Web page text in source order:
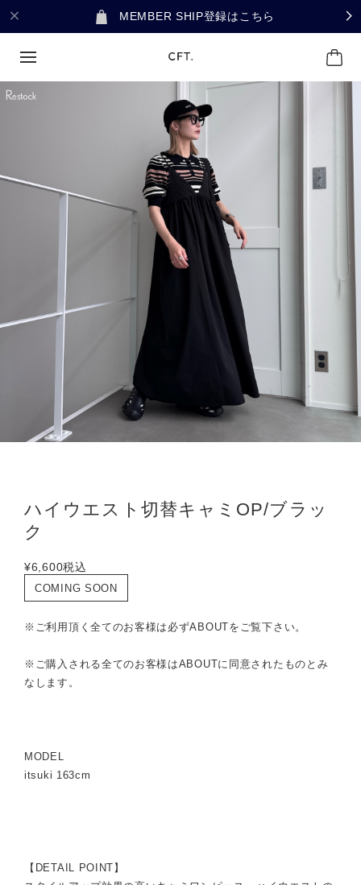
MEMBER SHIP登録はこちら
ハイウエスト切替キャミOP/ブラッ
ク
¥6,600税込
COMING SOON
※ご利用頂く全てのお客様は必ずABOUTをご覧下さい。
※ご購入される全てのお客様はABOUTに同意されたものとみ
なします。
MODEL
itsuki 163cm
【DETAIL POINT】